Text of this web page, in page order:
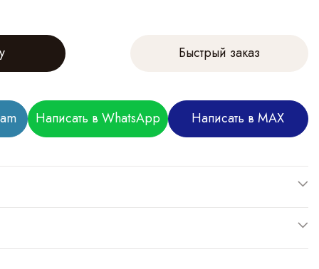
Быстрый заказ
Написать в WhatsApp Написать в MAX